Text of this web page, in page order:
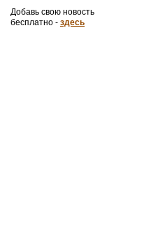
Добавь свою новость
бесплатно - здесь